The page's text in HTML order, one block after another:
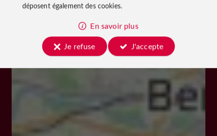
déposent également des cookies.
En savoir plus
Je refuse
J'accepte